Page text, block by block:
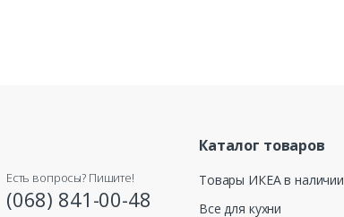
Каталог товаров
Товары ИКЕА в наличии
Все для кухни
Есть вопросы? Пишите!
(068) 841-00-48